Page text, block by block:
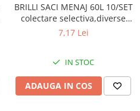
BRILLI SACI MENAJ 60L 10/SET
colectare selectiva,diverse
culori
7,17 Lei
IN STOC
ADAUGA IN COS